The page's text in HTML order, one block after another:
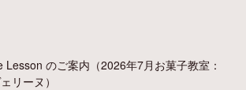
Lesson のご案内（2026年7月お菓子教室：
リーヌ）